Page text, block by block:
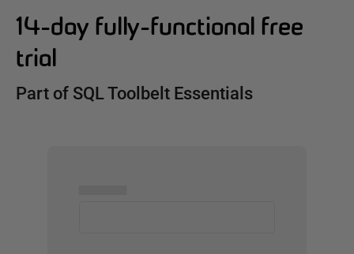
14-day fully-functional free
trial
Part of SQL Toolbelt Essentials